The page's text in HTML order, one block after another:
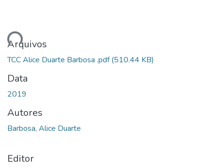
Arquivos
TCC Alice Duarte Barbosa .pdf(510.44 KB)
Data
2019
Autores
Barbosa, Alice Duarte
Editor